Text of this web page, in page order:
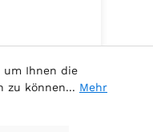
um Ihnen die
zu können... Mehr